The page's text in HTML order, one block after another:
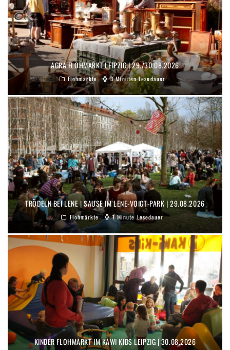
AGRA FLOHMARKT LEIPZIG | 29./30.08.2026
Flohmärkte 3 Minuten Lesedauer
TRÖDELN BEI LENE | SAUSE IM LENE-VOIGT-PARK | 29.08.2026
Flohmärkte 1 Minute Lesedauer
KINDER FLOHMARKT IM KAWI KIDS LEIPZIG | 30.08.2026